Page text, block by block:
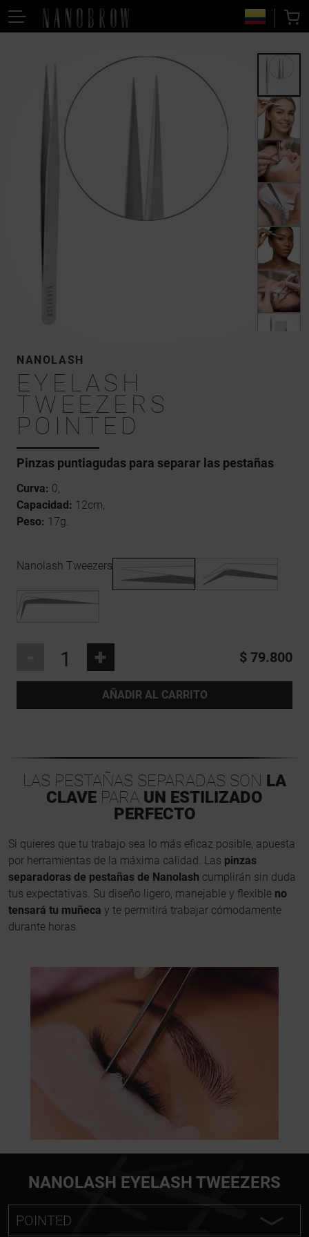
NANOLASH
EYELASH
TWEEZERS
POINTED
Pinzas puntiagudas para separar las pestañas
Curva: 0,
Capacidad: 12cm,
Peso: 17g.
Nanolash Tweezers
+ $ 79.800
AÑADIR AL CARRITO
LAS PESTAÑAS SEPARADAS SON LA
CLAVE PARA UN ESTILIZADO
PERFECTO
Si quieres que tu trabajo sea lo más eficaz posible, apuesta
por herramientas de la máxima calidad. Las pinzas
separadoras de pestañas de Nanolash cumplirán sin duda
tus expectativas. Su diseño ligero, manejable y flexible no
tensará tu muñeca y te permitirá trabajar cómodamente
durante horas.
NANOLASH EYELASH TWEEZERS
POINTED